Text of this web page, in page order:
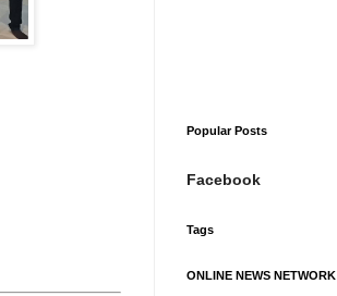
Popular Posts
Facebook
Tags
ONLINE NEWS NETWORK